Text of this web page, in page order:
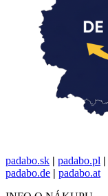
padabo.sk | padabo.pl |
padabo.de | padabo.at